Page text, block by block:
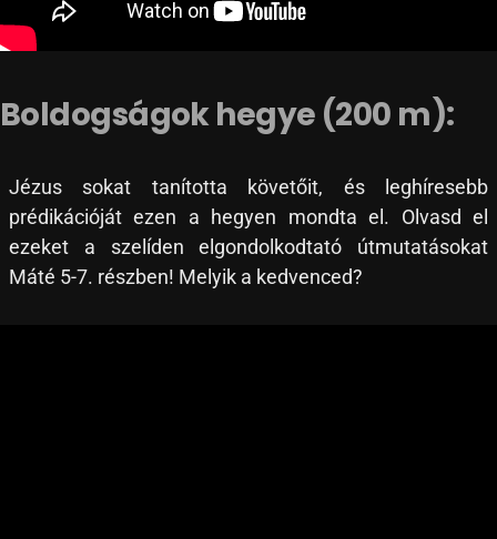
Boldogságok hegye (200 m):
Jézus sokat tanította követőit, és leghíresebb
prédikációját ezen a hegyen mondta el. Olvasd el
ezeket a szelíden elgondolkodtató útmutatásokat
Máté 5-7. részben! Melyik a kedvenced?